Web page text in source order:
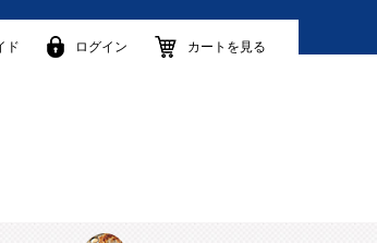
ド
ログイン カートを見る